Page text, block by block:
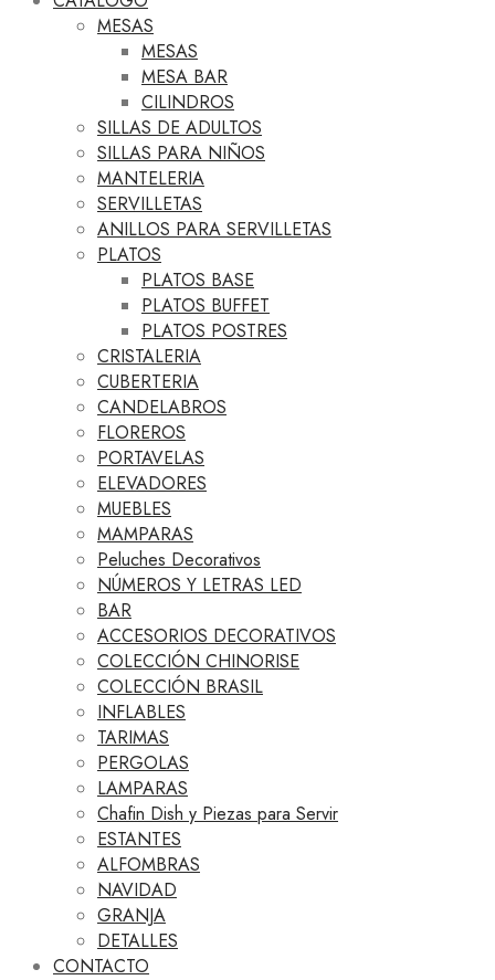
MESAS
MESAS
MESA BAR
CILINDROS
SILLAS DE ADULTOS
SILLAS PARA NIÑOS
MANTELERIA
SERVILLETAS
ANILLOS PARA SERVILLETAS
PLATOS
PLATOS BASE
PLATOS BUFFET
PLATOS POSTRES
CRISTALERIA
CUBERTERIA
CANDELABROS
FLOREROS
PORTAVELAS
ELEVADORES
MUEBLES
MAMPARAS
Peluches Decorativos
NÚMEROS Y LETRAS LED
BAR
ACCESORIOS DECORATIVOS
COLECCIÓN CHINORISE
COLECCIÓN BRASIL
INFLABLES
TARIMAS
PERGOLAS
LAMPARAS
Chafin Dish y Piezas para Servir
ESTANTES
ALFOMBRAS
NAVIDAD
GRANJA
DETALLES
CONTACTO